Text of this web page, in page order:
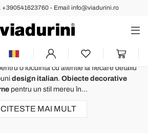
+390541623760 - Email info@viadurini.ro
pentru a-ți
Casa cu Creativitate
o locuinta cu atentie la fiecare detaliu
design italian. Obiecte decorative
pentru un stil mereu în...
CITESTE MAI MULT